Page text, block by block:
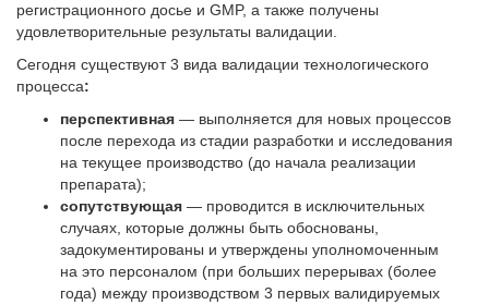
регистрационного досье и GMP, а также получены
удовлетворительные результаты валидации.
Сегодня существуют 3 вида валидации технологического
процесса:
перспективная — выполняется для новых процессов
после перехода из стадии разработки и исследования
на текущее производство (до начала реализации
препарата);
сопутствующая — проводится в исключительных
случаях, которые должны быть обоснованы,
задокументированы и утверждены уполномоченным
на это персоналом (при больших перерывах (более
года) между производством 3 первых валидируемых